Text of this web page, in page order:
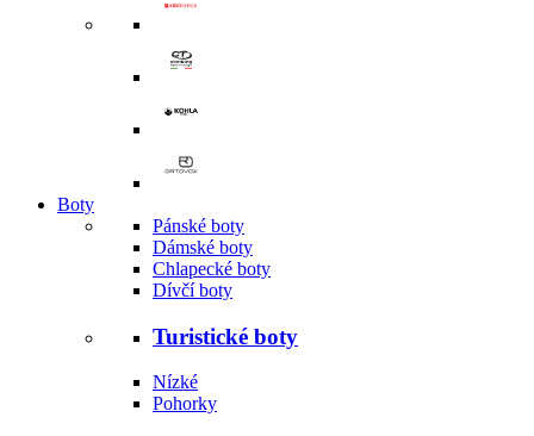
Boty
Pánské boty
Dámské boty
Chlapecké boty
Dívčí boty
Turistické boty
Nízké
Pohorky